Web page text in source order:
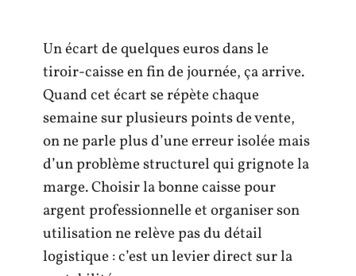
Un écart de quelques euros dans le
tiroir-caisse en fin de journée, ça arrive.
Quand cet écart se répète chaque
semaine sur plusieurs points de vente,
on ne parle plus d’une erreur isolée mais
d’un problème structurel qui grignote la
marge. Choisir la bonne caisse pour
argent professionnelle et organiser son
utilisation ne relève pas du détail
logistique : c’est un levier direct sur la